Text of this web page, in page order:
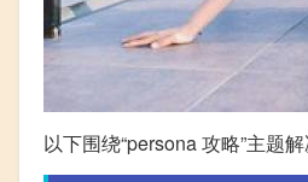
以下围绕“persona 攻略”主题